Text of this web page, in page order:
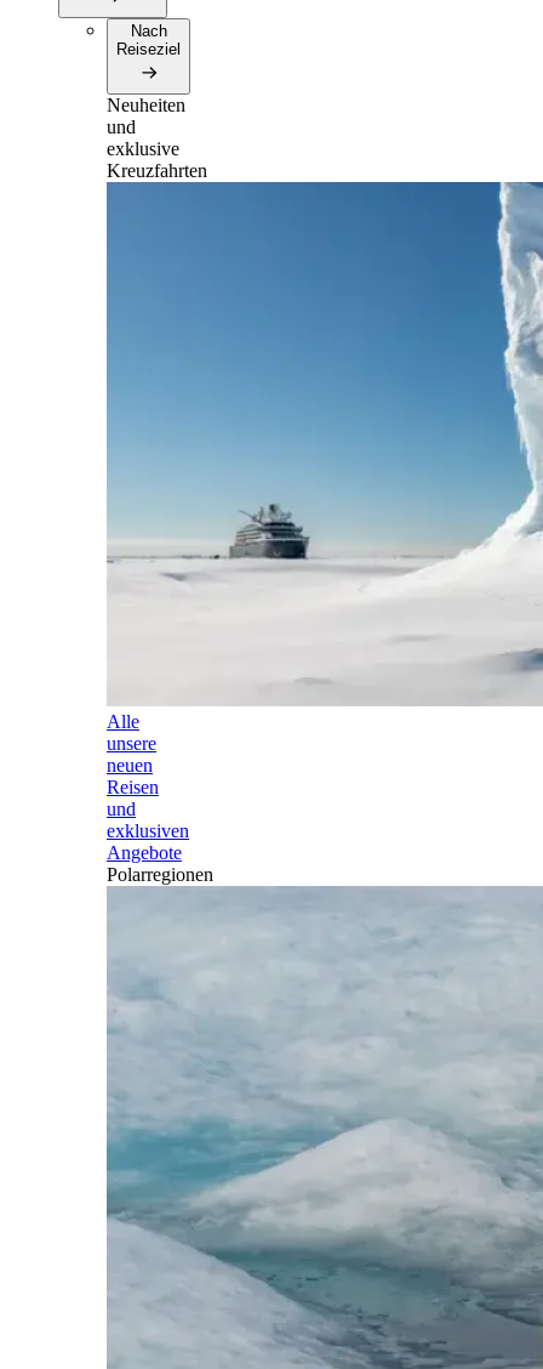
Nach
Reiseziel
Neuheiten
und
exklusive
Kreuzfahrten
Alle
unsere
neuen
Reisen
und
exklusiven
Angebote
Polarregionen